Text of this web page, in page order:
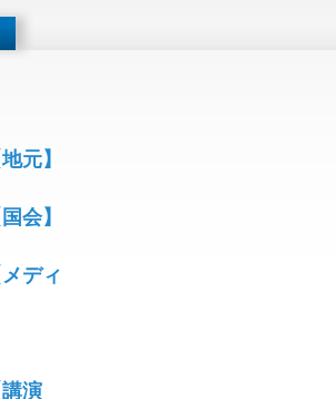
元】
会】
ディ
演